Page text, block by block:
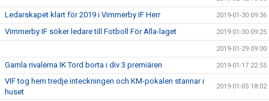
Ledarskapet klart för 2019 i Vimmerby IF Herr 2019-01-30 09:36
Vimmerby IF söker ledare till Fotboll För Alla-laget 2019-01-30 09:25
2019-01-29 09:00
Gamla rivalerna IK Tord borta i div 3 premiären 2019-01-17 22:55
VIF tog hem tredje inteckningen och KM-pokalen stannar i
huset
2019-01-05 18:02